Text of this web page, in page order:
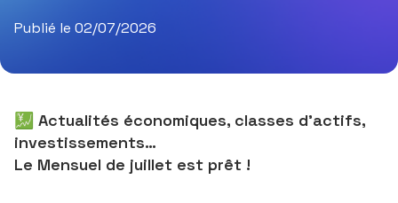
Publié le 02/07/2026
💹 Actualités économiques, classes d'actifs,
investissements…
Le Mensuel de juillet est prêt !